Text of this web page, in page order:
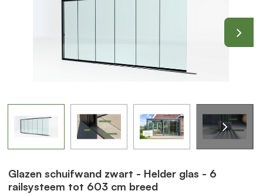
Glazen schuifwand zwart - Helder glas - 6
railsysteem tot 603 cm breed